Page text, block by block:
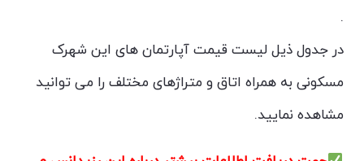
.
در جدول ذیل لیست قیمت آپارتمان های این شهرک
مسکونی به همراه اتاق و متراژهای مختلف را می توانید
مشاهده نمایید.